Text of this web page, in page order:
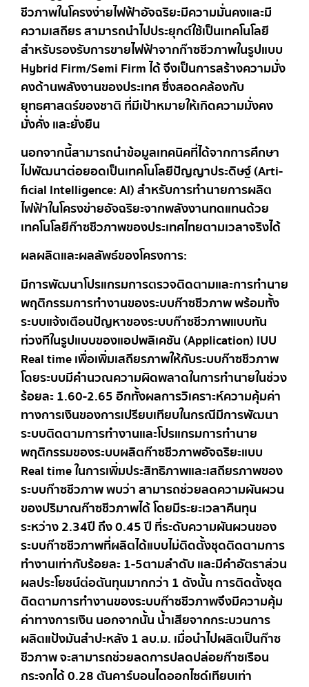
ชีวภาพในโครงง่ายไฟฟ้าอัจฉริยะมีความมั่นคงและมี
ความเสถียร สามารถนำไปประยุกต์ใช้เป็นเทคโนโลยี
สำหรับรองรับการขายไฟฟ้าจากก๊าซชีวภาพในรูปแบบ
Hybrid Firm/Semi Firm ได้ จึงเป็นการสร้างความมั่ง
คงด้านพลังงานของประเทศ ซึ่งสอดคล้องกับ
ยุทธศาสตร์ของชาติ ที่มีเป้าหมายให้เกิดความมั่งคง
มั่งคั่ง และยั่งยืน
นอกจากนี้สามารถนำข้อมูลเทคนิคที่ได้จากการศึกษา
ไปพัฒนาต่อยอดเป็นเทคโนโลยีปัญญาประดิษฐ์ (Arti-
ficial Intelligence: AI) สำหรับการทำนายการผลิต
ไฟฟ้าในโครงข่ายอัจฉริยะจากพลังงานทดแทนด้วย
เทคโนโลยีก๊าซชีวภาพของประเทศไทยตามเวลาจริงได้
ผลผลิตและผลลัพธ์ของโครงการ:
มีการพัฒนาโปรแกรมการตรวจติดตามและการทำนาย
พฤติกรรมการทำงานของระบบก๊าซชีวภาพ พร้อมทั้ง
ระบบแจ้งเตือนปัญหาของระบบก๊าซชีวภาพแบบทัน
ท่วงทีในรูปแบบของแอปพลิเคชัน (Application) IUU
Real time เพื่อเพิ่มเสถียรภาพให้กับระบบก๊าซชีวภาพ
โดยระบบมีคำนวณความผิดพลาดในการทำนายในช่วง
ร้อยละ 1.60-2.65 อีกทั้งผลการวิเคราะห์ความคุ้มค่า
ทางการเงินของการเปรียบเทียบในกรณีมีการพัฒนา
ระบบติดตามการทำงานและโปรแกรมการทำนาย
พฤติกรรมของระบบผลิตก๊าซชีวภาพอัจฉริยะแบบ
Real time ในการเพิ่มประสิทธิภาพและเสถียรภาพของ
ระบบก๊าซชีวภาพ พบว่า สามารถช่วยลดความผันผวน
ของปริมาณก๊าซชีวภาพได้ โดยมีระยะเวลาคืนทุน
ระหว่าง 2.34ปี ถึง 0.45 ปี ที่ระดับความผันผวนของ
ระบบก๊าซชีวภาพที่ผลิตได้แบบไม่ติดตั้งชุดติดตามการ
ทำงานเท่ากับร้อยละ 1-5ตามลำดับ และมีคำอัตราส่วน
ผลประโยชน์ต่อตันทุนมากกว่า 1 ดังนั้น การติดตั้งชุด
ติดตามการทำงานของระบบก๊าซชีวภาพจึงมีความคุ้ม
ค่าทางการเงิน นอกจากนั้น น้ำเสียจากกระบวนการ
ผลิตแป้งมันสำปะหลัง 1 ลบ.ม. เมื่อนำไปผลิตเป็นก๊าซ
ชีวภาพ จะสามารถช่วยลดการปลดปล่อยก๊าซเรือน
กระจกได้ 0.28 ตันคาร์บอนไดออกไซด์เทียบเท่า